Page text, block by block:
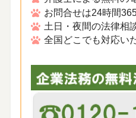
お問合せは24時間
土日・夜間の法律相
全国どこでも対応い